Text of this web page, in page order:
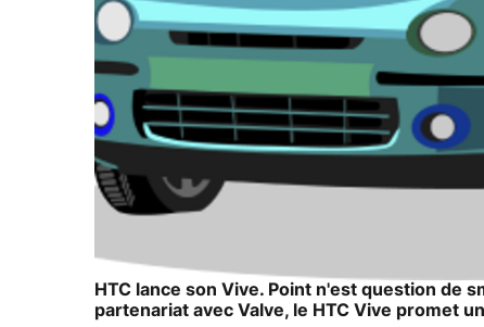
HTC lance son Vive. Point n'est question de
partenariat avec Valve, le HTC Vive promet